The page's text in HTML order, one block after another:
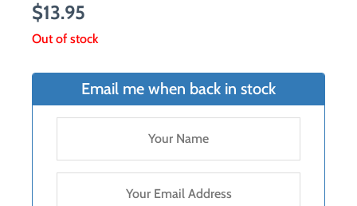
$13.95
Out of stock
Email me when back in stock